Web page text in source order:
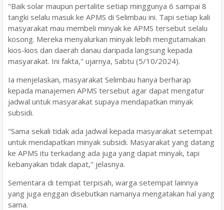
"Baik solar maupun pertalite setiap minggunya 6 sampai 8
tangki selalu masuk ke APMS di Selimbau ini. Tapi setiap kali
masyarakat mau membeli minyak ke APMS tersebut selalu
kosong. Mereka menyalurkan minyak lebih mengutamakan
kios-kios dan daerah danau daripada langsung kepada
masyarakat. Ini fakta," ujarnya, Sabtu (5/10/2024).
Ia menjelaskan, masyarakat Selimbau hanya berharap
kepada manajemen APMS tersebut agar dapat mengatur
jadwal untuk masyarakat supaya mendapatkan minyak
subsidi.
"Sama sekali tidak ada jadwal kepada masyarakat setempat
untuk mendapatkan minyak subsidi. Masyarakat yang datang
ke APMS itu terkadang ada juga yang dapat minyak, tapi
kebanyakan tidak dapat," jelasnya.
Sementara di tempat terpisah, warga setempat lainnya
yang juga enggan disebutkan namanya mengatakan hal yang
sama.